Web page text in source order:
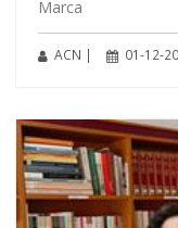
Marca
ACN | 01-12-